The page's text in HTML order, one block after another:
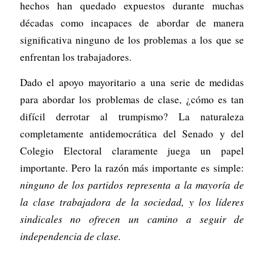
hechos han quedado expuestos durante muchas
décadas como incapaces de abordar de manera
significativa ninguno de los problemas a los que se
enfrentan los trabajadores.
Dado el apoyo mayoritario a una serie de medidas
para abordar los problemas de clase, ¿cómo es tan
difícil derrotar al trumpismo? La naturaleza
completamente antidemocrática del Senado y del
Colegio Electoral claramente juega un papel
importante. Pero la razón más importante es simple:
ninguno de los partidos representa a la mayoría de
la clase trabajadora de la sociedad, y los líderes
sindicales no ofrecen un camino a seguir de
independencia de clase.